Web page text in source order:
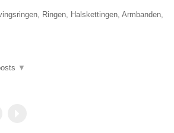
Ringen, Halskettingen, Armbanden,
▼